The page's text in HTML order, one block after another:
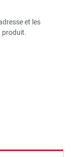
et les
produit.